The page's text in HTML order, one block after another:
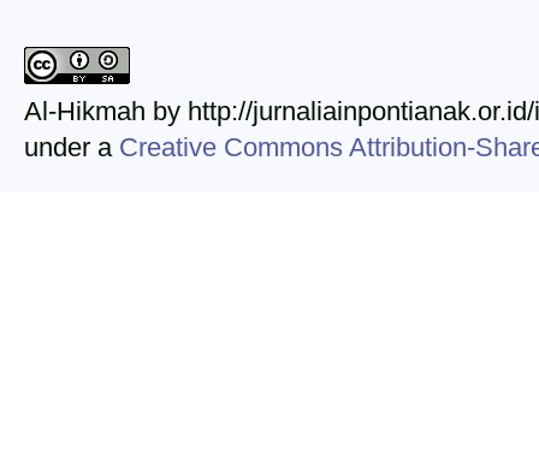
Al-Hikmah by http://
under a Creative Commons Attribution-